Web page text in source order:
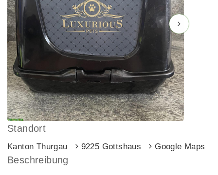
Standort
Kanton Thurgau 9225 Gottshaus Google Maps
Beschreibung